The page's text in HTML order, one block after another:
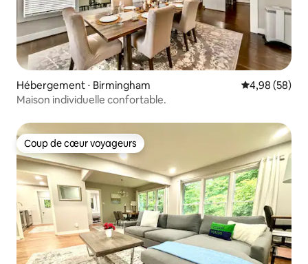
Hébergement ⋅ Birmingham Évaluation
4,98 (58)
Maison individuelle confortable.
Coup de cœur voyageurs
Coup de cœur voyageurs